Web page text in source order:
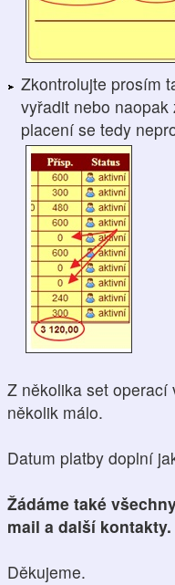
Zkontrolujte prosím
vyřadit nebo
placení se tedy
Z několika set
několik málo.
Datum platby doplní
Žádáme také
mail a další kontakty.
Děkujeme.